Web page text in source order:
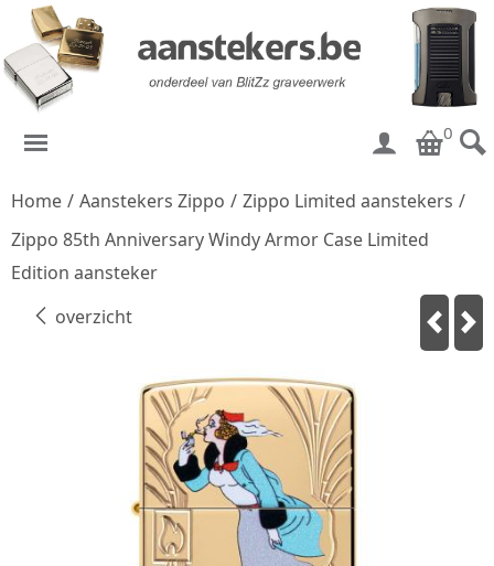
0
Home / Aanstekers Zippo / Zippo Limited aanstekers /
Zippo 85th Anniversary Windy Armor Case Limited
Edition aansteker
overzicht